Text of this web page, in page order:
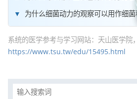
为什么细菌动力的观察可以用作细
系统的医学参考与学习网站：天山医学院
https://www.tsu.tw/edu/15495.html